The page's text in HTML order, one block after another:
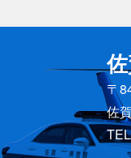
〒
佐